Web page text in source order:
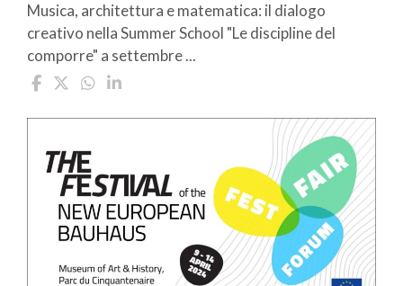
Musica, architettura e matematica: il dialogo
creativo nella Summer School "Le discipline del
comporre" a settembre ...